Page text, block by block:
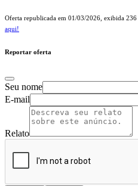
Oferta republicada em 01/03/2026 , exibida 236
aqui!
Reportar oferta
Seu nome
E-mail
Relato